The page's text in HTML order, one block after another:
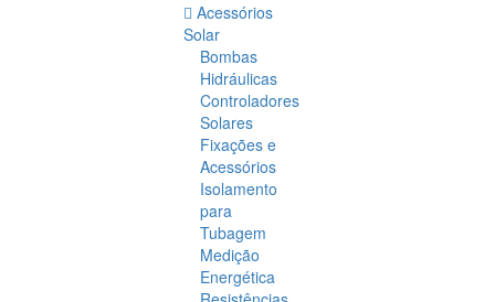
Acessórios
Solar
Bombas
Hidráulicas
Controladores
Solares
Fixações e
Acessórios
Isolamento
para
Tubagem
Medição
Energética